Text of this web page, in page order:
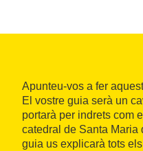
Apunteu-vos a fer
El vostre guia serà un
portarà per indrets com
catedral de Santa Maria
guia us explicarà tots